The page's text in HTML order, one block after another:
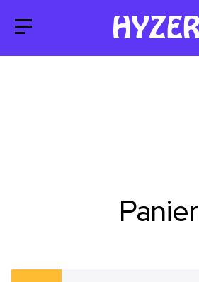
Panier